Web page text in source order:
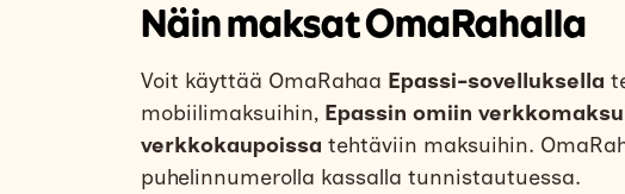
Näin maksat OmaRahalla
Voit käyttää OmaRahaa Epassi-sovelluksella
mobiilimaksuihin, Epassin omiin
verkkokaupoissa tehtäviin maksuihin.
puhelinnumerolla kassalla tunnistautuessa.